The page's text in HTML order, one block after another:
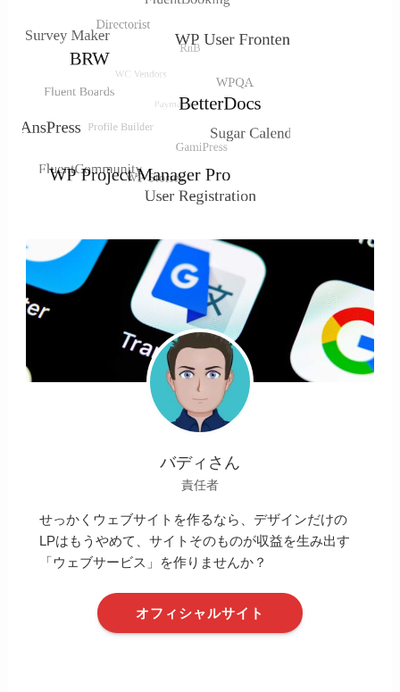
バディさん
責任者
せっかくウェブサイトを作るなら、デザインだけの
LPはもうやめて、サイトそのものが収益を生み出す
「ウェブサービス」を作りませんか？
オフィシャルサイト